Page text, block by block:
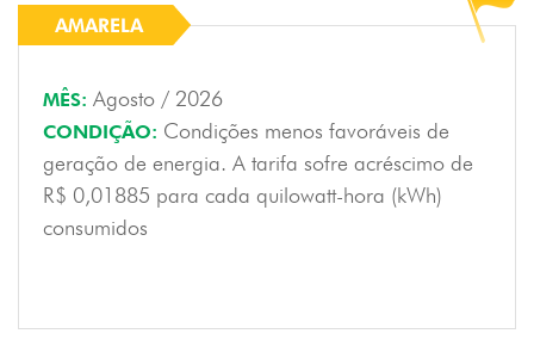
MÊS: Agosto / 2026
CONDIÇÃO: Condições menos favoráveis de
geração de energia. A tarifa sofre acréscimo de
R$ 0,01885 para cada quilowatt-hora (kWh)
consumidos